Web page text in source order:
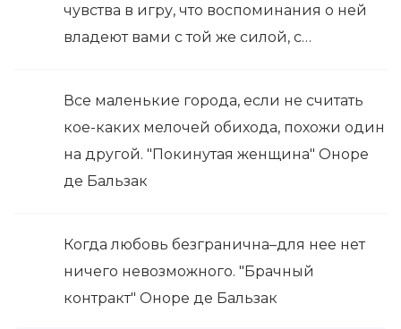
чувства в игру, что воспоминания о ней
владеют вами с той же силой, с…
Все маленькие города, если не считать
кое-каких мелочей обихода, похожи один
на другой. "Покинутая женщина" Оноре
де Бальзак
Когда любовь безгранична–для нее нет
ничего невозможного. "Брачный
контракт" Оноре де Бальзак